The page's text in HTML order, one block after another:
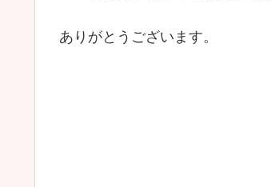
ありがとうございます。